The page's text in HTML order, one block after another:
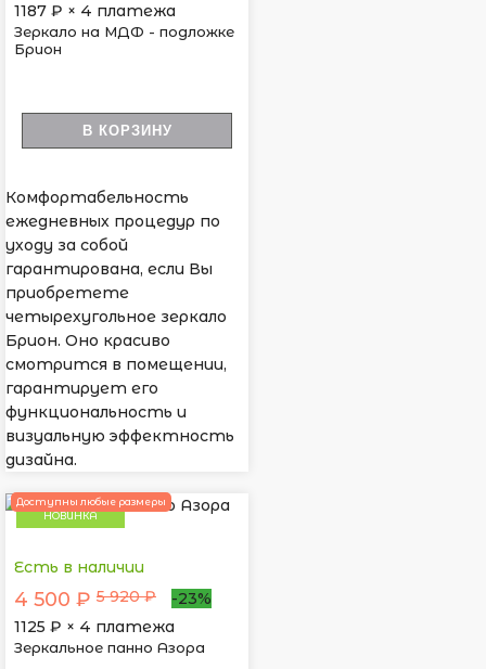
1187 ₽ × 4 платежа
Зеркало на МДФ - подложке
Брион
В КОРЗИНУ
Комфортабельность
ежедневных процедур по
уходу за собой
гарантирована, если Вы
приобретете
четырехугольное зеркало
Брион. Оно красиво
смотрится в помещении,
гарантирует его
функциональность и
визуальную эффектность
дизайна.
НОВИНКА
Доступны любые размеры
Есть в наличии
4 500 ₽ 5 920 ₽
-23%
1125 ₽ × 4 платежа
Зеркальное панно Азора